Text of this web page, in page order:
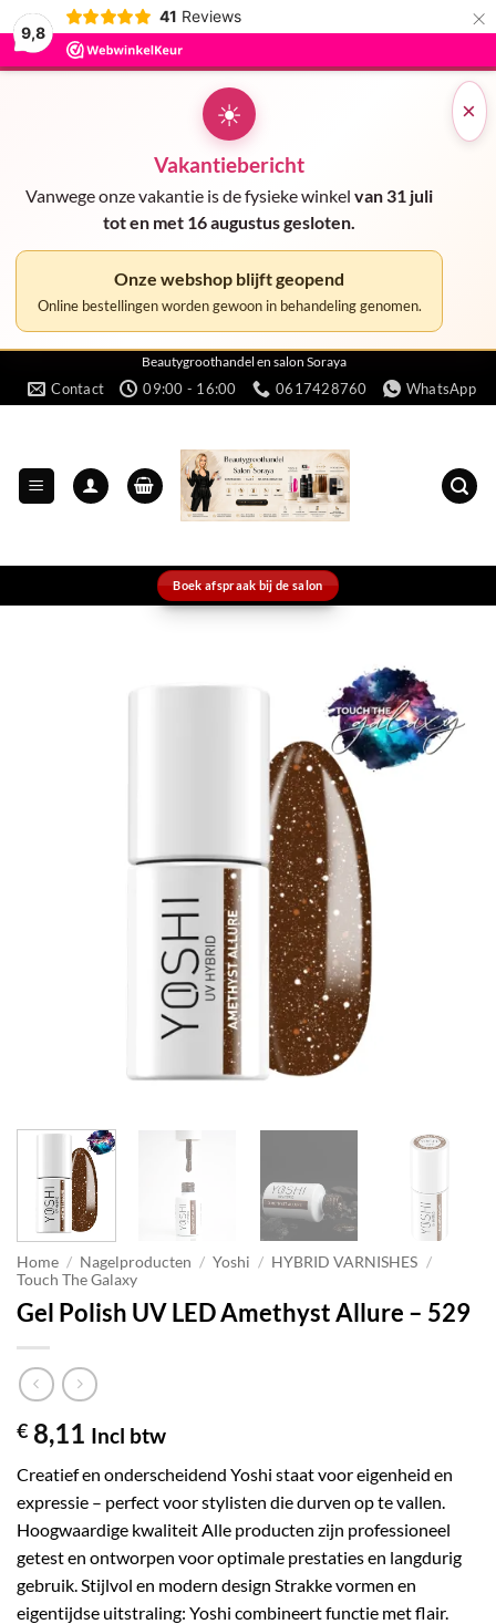
9,8
41 Reviews ×
×
☀
Vakantiebericht
Vanwege onze vakantie is de fysieke winkel van 31 juli
tot en met 16 augustus gesloten.
Onze webshop blijft geopend
Online bestellingen worden gewoon in behandeling genomen.
naar
Beautygroothandel en salon Soraya
Contact 09:00 - 16:00 0617428760 WhatsApp
Boek afspraak bij de salon
Home / Nagelproducten / Yoshi / HYBRID VARNISHES /
Touch The Galaxy
Gel Polish UV LED Amethyst Allure – 529
€ 8,11 Incl btw
Creatief en onderscheidend Yoshi staat voor eigenheid en
expressie – perfect voor stylisten die durven op te vallen.
Hoogwaardige kwaliteit Alle producten zijn professioneel
getest en ontworpen voor optimale prestaties en langdurig
gebruik. Stijlvol en modern design Strakke vormen en
eigentijdse uitstraling: Yoshi combineert functie met flair.